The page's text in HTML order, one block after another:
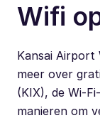
Wifi
Kansai Airport
meer over
(KIX), de Wi-
manieren om